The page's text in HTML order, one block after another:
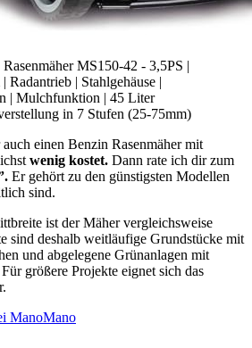
MS150-42 - 3,5PS |
Radantrieb | Stahlgehäuse |
| Mulchfunktion | 45 Liter
in 7 Stufen (25-75mm)
einen Benzin Rasenmäher mit
wenig kostet. Dann rate ich dir zum
Er gehört zu den günstigsten Modellen
sind.
ist der Mäher vergleichsweise
sind deshalb weitläufige Grundstücke mit
und abgelegene Grünanlagen mit
größere Projekte eignet sich das
ManoMano